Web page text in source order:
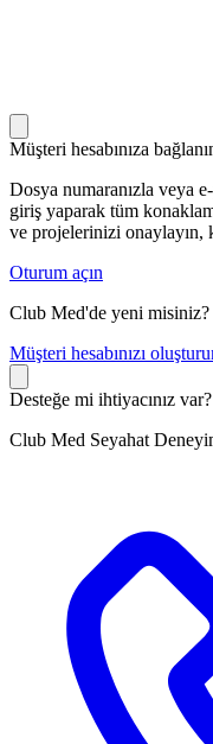
Müşteri hesabınıza
Dosya numaranızla veya
giriş yaparak tüm
ve projelerinizi onaylayın,
Oturum açın
Club Med'de yeni misiniz?
Müşteri hesabınızı
Desteğe mi ihtiyacınız var?
Club Med Seyahat